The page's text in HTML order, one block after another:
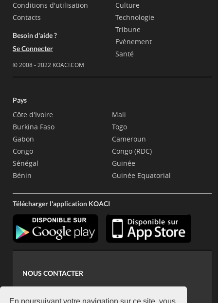
En poursuivant votre navigation sur ce site, vous
Conditions d'utilisation
Contacts
Besoin d'aide ?
Se Connecter
© 2008 - 2022 KOACI.COM
Culture
Technologie
Tribune
Evènement
Santé
Pays
Côte d'Ivoire
Burkina Faso
Gabon
Congo
Sénégal
Bénin
Mali
Togo
Cameroun
Congo (RDC)
Guinée
Guinée Equatorial
Télécharger l'application KOACI
NOUS CONTACTER